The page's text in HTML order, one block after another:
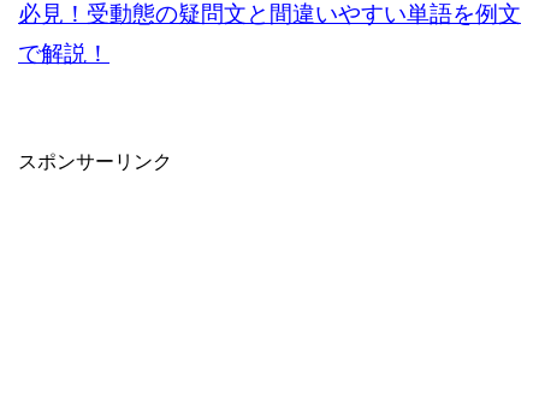
必見！受動態の疑問文と間違いやすい単語を例文
で解説！
スポンサーリンク